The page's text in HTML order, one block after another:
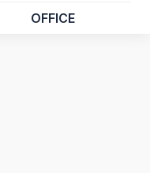
OFFICE